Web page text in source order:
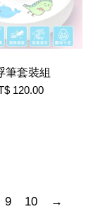
筆套裝組
120.00
9 10 →